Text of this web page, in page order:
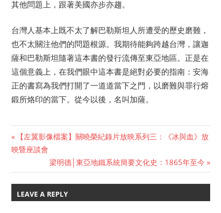
其他問題上，跟著美國亦步亦趨。
台灣人基本上既不太了解巴勒斯坦人所遭受的歷史磨難，
也不太關注他們的問題根源。我期待能夠跨越台灣，讓迦
薩和巴勒斯坦隨著這本書的發行流傳至東亞地區。正是在
這個意義上，在我們眼中這本書是絕對必要的指南：安海
正的書寫為我們打開了一道道當下之門，以磨難與罪行熔
鍛所烙印的當下。從今以後，名叫加薩。
Post
navigation
Previous
Post:
【左翼影像檔案】關曉榮紀錄片放映系列三：《冰與血》放
映暨座談會
Next
Post:
梁明德│東亞地鐵系統簡要文化史：1865年至今
LEAVE A REPLY